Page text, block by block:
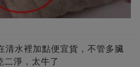
清水裡加點便宜貨，不管多臟
二淨，太牛了